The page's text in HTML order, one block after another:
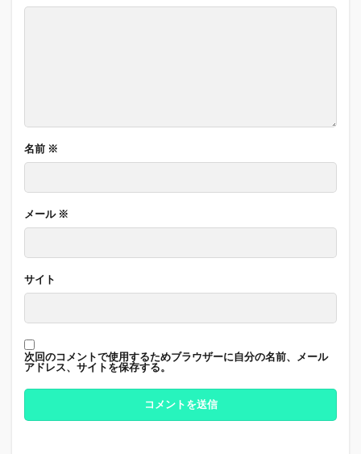
名前 ※
メール ※
サイト
次回のコメントで使用するためブラウザーに自分の名前、メール
アドレス、サイトを保存する。